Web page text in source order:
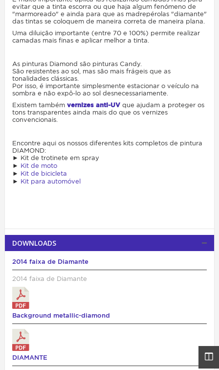
evitar que a tinta escorra ou que haja algum fenómeno de
"marmoreado" e ainda para que as madrepérolas "diamante"
das tintas se coloquem de maneira correta de maneira plana.
Uma diluição importante (entre 70 e 100%) permite realizar
camadas mais finas e aplicar melhor a tinta.
As pinturas Diamond são pinturas Candy.
São resistentes ao sol, mas são mais frágeis que as
tonalidades clássicas.
Por isso, é importante simplesmente estacionar o veículo na
sombra e não expô-lo ao sol desnecessariamente.
Existem também vernizes anti-UV que ajudam a proteger os
tons transparentes ainda mais do que os vernizes
convencionais.
Encontre aqui os nossos diferentes kits completos de pintura
DIAMOND:
► Kit de trotinete em spray
► Kit de moto
► Kit de bicicleta
► Kit para automóvel
DOWNLOADS
2014 faixa de Diamante
2014 faixa de Diamante
Background metallic-diamond
DIAMANTE